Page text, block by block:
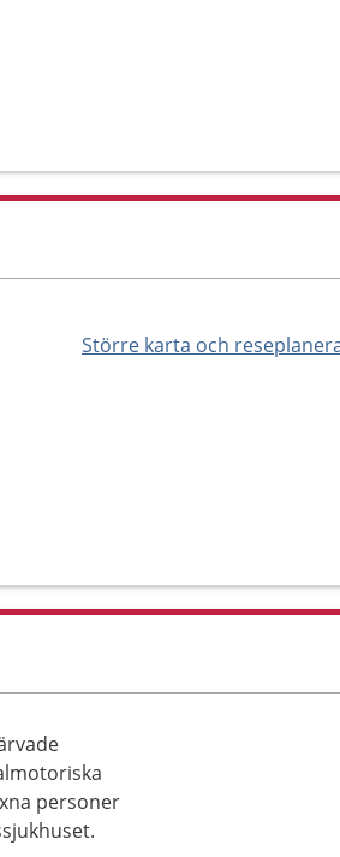
Större karta och
personer